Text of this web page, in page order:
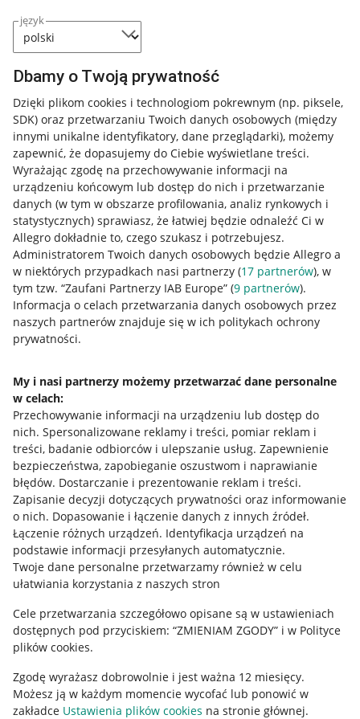
język
Dbamy o Twoją prywatność
Dzięki plikom cookies i technologiom pokrewnym (np. piksele,
SDK) oraz przetwarzaniu Twoich danych osobowych (między
innymi unikalne identyfikatory, dane przeglądarki), możemy
zapewnić, że dopasujemy do Ciebie wyświetlane treści.
Wyrażając zgodę na przechowywanie informacji na
urządzeniu końcowym lub dostęp do nich i przetwarzanie
danych (w tym w obszarze profilowania, analiz rynkowych i
statystycznych) sprawiasz, że łatwiej będzie odnaleźć Ci w
Allegro dokładnie to, czego szukasz i potrzebujesz.
Administratorem Twoich danych osobowych będzie Allegro a
w niektórych przypadkach nasi partnerzy (17 partnerów), w
tym tzw. “Zaufani Partnerzy IAB Europe” (9 partnerów).
Informacja o celach przetwarzania danych osobowych przez
naszych partnerów znajduje się w ich politykach ochrony
prywatności.
My i nasi partnerzy możemy przetwarzać dane personalne
w celach:
Przechowywanie informacji na urządzeniu lub dostęp do
nich. Spersonalizowane reklamy i treści, pomiar reklam i
treści, badanie odbiorców i ulepszanie usług. Zapewnienie
bezpieczeństwa, zapobieganie oszustwom i naprawianie
błędów. Dostarczanie i prezentowanie reklam i treści.
Zapisanie decyzji dotyczących prywatności oraz informowanie
o nich. Dopasowanie i łączenie danych z innych źródeł.
Łączenie różnych urządzeń. Identyfikacja urządzeń na
podstawie informacji przesyłanych automatycznie.
Twoje dane personalne przetwarzamy również w celu
ułatwiania korzystania z naszych stron
Cele przetwarzania szczegółowo opisane są w ustawieniach
dostępnych pod przyciskiem: “ZMIENIAM ZGODY” i w Polityce
plików cookies.
Zgodę wyrażasz dobrowolnie i jest ważna 12 miesięcy.
Możesz ją w każdym momencie wycofać lub ponowić w
zakładce Ustawienia plików cookies na stronie głównej.
Przydatne informacje
Jak to działa
Napisz do nas
Allegro Gadane dla sprzedających
Allegro Gadane dla kupujących
Mapa miejscowości
Informacje prawne
Regulamin
Ustawienia plików "cookies"
Udostępnianie lokalizacji
Informacje dla Aktu o Usługach Cyfrowych
Pobierz aplikację
Korzystanie z serwisu oznacza akceptację regulaminu.